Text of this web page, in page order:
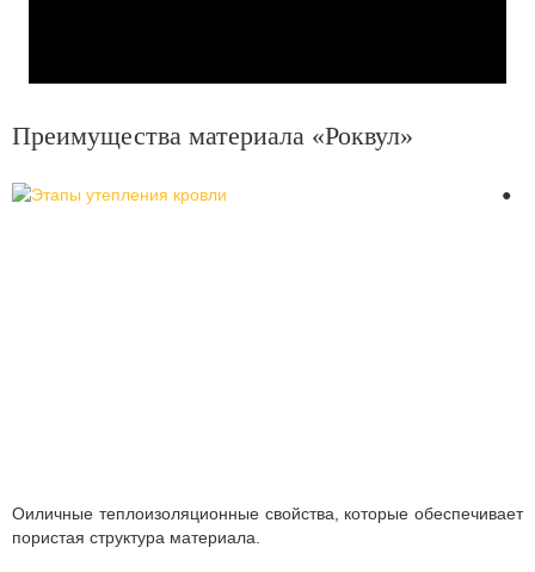
Преимущества материала «Роквул»
●
Оиличные теплоизоляционные свойства, которые обеспечивает
пористая структура материала.